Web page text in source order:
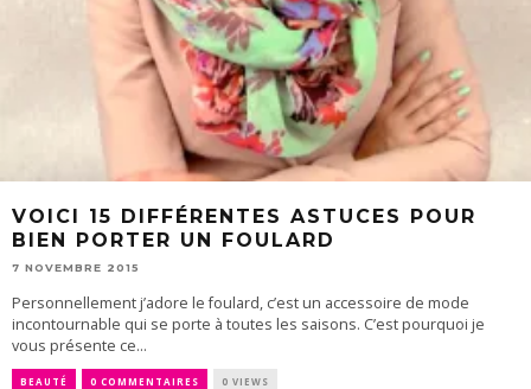
VOICI 15 DIFFÉRENTES ASTUCES POUR
BIEN PORTER UN FOULARD
7 NOVEMBRE 2015
Personnellement j’adore le foulard, c’est un accessoire de mode
incontournable qui se porte à toutes les saisons. C’est pourquoi je
vous présente ce...
BEAUTÉ 0 COMMENTAIRES 0 VIEWS